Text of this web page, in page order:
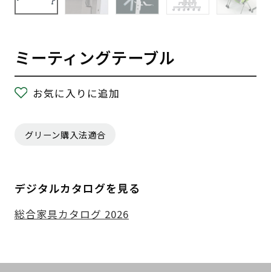
ミーティングテーブル
お気に入りに追加
グリーン購入法適合
デジタルカタログを見る
総合家具カタログ 2026